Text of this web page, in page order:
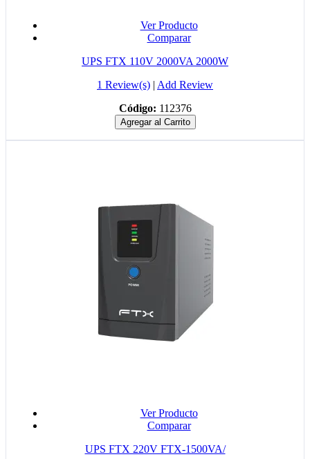
Ver Producto
Comparar
UPS FTX 110V 2000VA 2000W
1 Review(s) | Add Review
Código: 112376
Agregar al Carrito
Ver Producto
Comparar
UPS FTX 220V FTX-1500VA/